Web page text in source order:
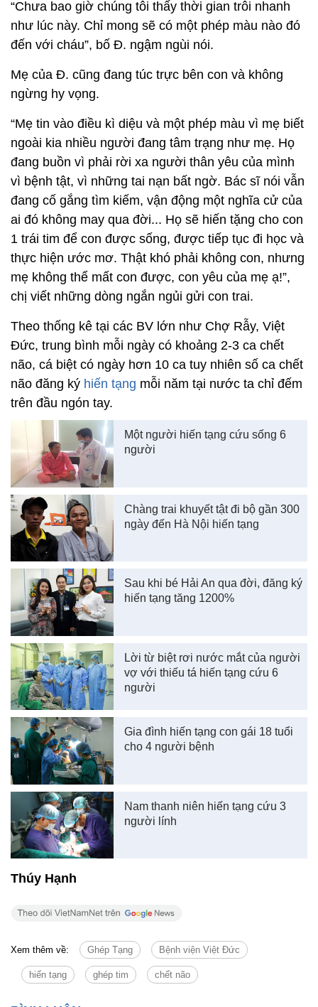
“Chưa bao giờ chúng tôi thấy thời gian trôi nhanh
như lúc này. Chỉ mong sẽ có một phép màu nào đó
đến với cháu”, bố Đ. ngậm ngùi nói.
Mẹ của Đ. cũng đang túc trực bên con và không
ngừng hy vọng.
“Mẹ tin vào điều kì diệu và một phép màu vì mẹ biết
ngoài kia nhiều người đang tâm trạng như mẹ. Họ
đang buồn vì phải rời xa người thân yêu của mình
vì bệnh tật, vì những tai nạn bất ngờ. Bác sĩ nói vẫn
đang cố gắng tìm kiếm, vận động một nghĩa cử của
ai đó không may qua đời... Họ sẽ hiến tặng cho con
1 trái tim để con được sống, được tiếp tục đi học và
thực hiện ước mơ. Thật khó phải không con, nhưng
mẹ không thể mất con được, con yêu của mẹ ạ!”,
chị viết những dòng ngắn ngủi gửi con trai.
Theo thống kê tại các BV lớn như Chợ Rẫy, Việt
Đức, trung bình mỗi ngày có khoảng 2-3 ca chết
não, cá biệt có ngày hơn 10 ca tuy nhiên số ca chết
não đăng ký hiến tạng mỗi năm tại nước ta chỉ đếm
trên đầu ngón tay.
Một người hiến tạng cứu sống 6
người
Chàng trai khuyết tật đi bộ gần 300
ngày đến Hà Nội hiến tạng
Sau khi bé Hải An qua đời, đăng ký
hiến tạng tăng 1200%
Lời từ biệt rơi nước mắt của người
vợ với thiếu tá hiến tạng cứu 6
người
Gia đình hiến tạng con gái 18 tuổi
cho 4 người bệnh
Nam thanh niên hiến tạng cứu 3
người lính
Thúy Hạnh
Xem thêm về: Ghép Tạng Bệnh viện Việt Đức
hiến tạng ghép tim chết não